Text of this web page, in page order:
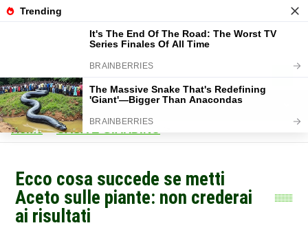
Home>CASA E GIARDINO
Ecco cosa succede se metti
Aceto sulle piante: non crederai
ai risultati